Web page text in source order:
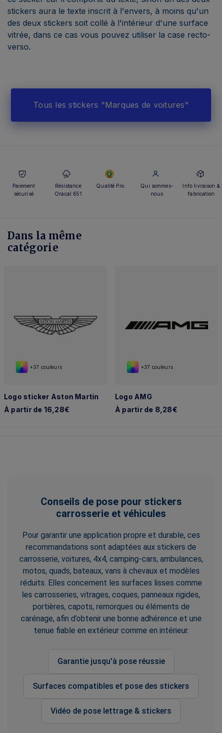
stickers aura le texte inscrit à l'envers, à moins qu'un
des deux stickers soit collé à l'intérieur d'une surface
vitrée, dans ce cas vous pouvez utiliser la case recto-
verso.
Tous les stickers "Marques de voitures"
Paiement
sécurisé
Résistance
Oracal 651
Qualité Pro.
Qui sommes-
nous
Info livraison &
fabrication
Dans la même
catégorie
+37 couleurs
Logo sticker Aston Martin
À partir de 16,28€
+37 couleurs
Logo AMG
À partir de 8,28€
Conseils de pose pour stickers
carrosserie et véhicules
Pour garantir une application propre et durable, ces
recommandations sont adaptées aux stickers de
carrosserie, voitures, 4x4, camping-cars, ambulances,
motos, quads, bateaux, vans à chevaux et modèles
réduits. Elles concernent les surfaces lisses comme
les carrosseries, vitrages, coques, panneaux rigides,
portières, capots, remorques ou éléments de
carénage, afin d’obtenir une bonne adhérence et une
tenue fiable en extérieur comme en intérieur.
Garantie jusqu'à pose réussie
Surfaces compatibles et pose des stickers
Vidéo de pose lettrage & stickers